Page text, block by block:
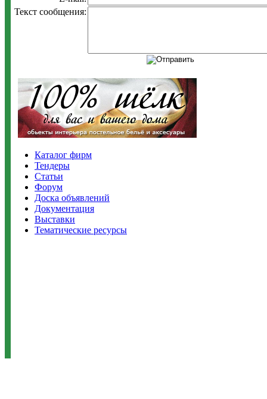
Текст сообщения:
Каталог фирм
Тендеры
Статьи
Форум
Доска объявлений
Документация
Выставки
Тематические ресурсы